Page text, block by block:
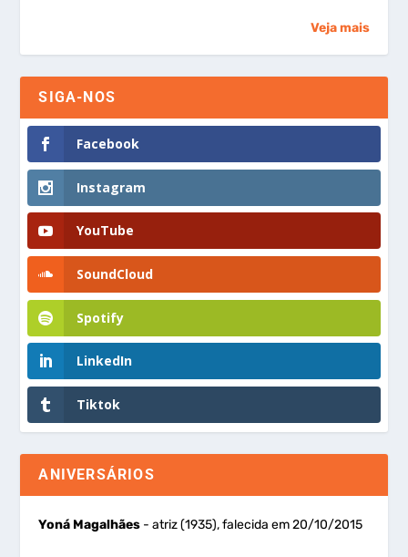
Veja mais
SIGA-NOS
Facebook
Instagram
YouTube
SoundCloud
Spotify
LinkedIn
Tiktok
ANIVERSÁRIOS
Yoná Magalhães - atriz (1935), falecida em 20/10/2015